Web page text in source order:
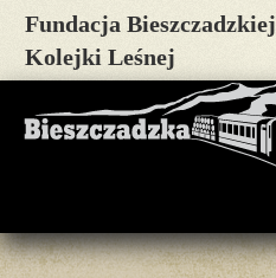
Fundacja Bieszczadzkiej
Kolejki Leśnej